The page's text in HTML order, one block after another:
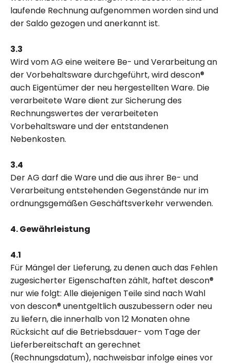
laufende Rechnung aufgenommen worden sind und
der Saldo gezogen und anerkannt ist.
3.3
Wird vom AG eine weitere Be- und Verarbeitung an
der Vorbehaltsware durchgeführt, wird descon®
auch Eigentümer der neu hergestellten Ware. Die
verarbeitete Ware dient zur Sicherung des
Rechnungswertes der verarbeiteten
Vorbehaltsware und der entstandenen
Nebenkosten.
3.4
Der AG darf die Ware und die aus ihrer Be- und
Verarbeitung entstehenden Gegenstände nur im
ordnungsgemäßen Geschäftsverkehr verwenden.
4. Gewährleistung
4.1
Für Mängel der Lieferung, zu denen auch das Fehlen
zugesicherter Eigenschaften zählt, haftet descon®
nur wie folgt: Alle diejenigen Teile sind nach Wahl
von descon® unentgeltlich auszubessern oder neu
zu liefern, die innerhalb von 12 Monaten ohne
Rücksicht auf die Betriebsdauer- vom Tage der
Lieferbereitschaft an gerechnet
(Rechnungsdatum), nachweisbar infolge eines vor